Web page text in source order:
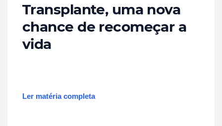
Transplante, uma nova
chance de recomeçar a
vida
Ler matéria completa